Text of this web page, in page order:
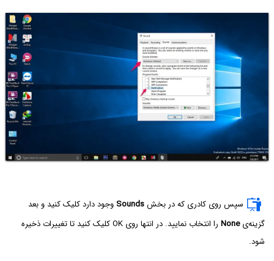
سپس روی کادری که در بخشSounds وجود دارد کلیک کنید و بعد
گزینه‌یNone
را انتخاب نمایید. در انتها روی OK کلیک کنید تا تغییرات ذخیره
شود.